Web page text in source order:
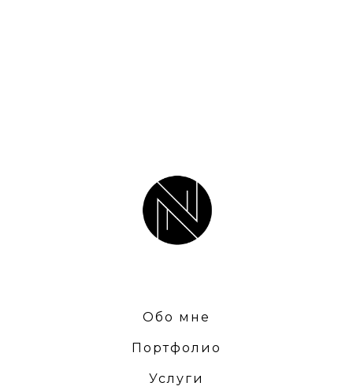
Обо мне
Портфолио
Услуги